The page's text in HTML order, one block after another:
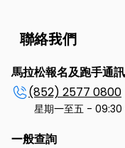
聯絡我們
馬拉松報名及跑手通
(852) 2577 0800
星期一至五 -
一般查詢